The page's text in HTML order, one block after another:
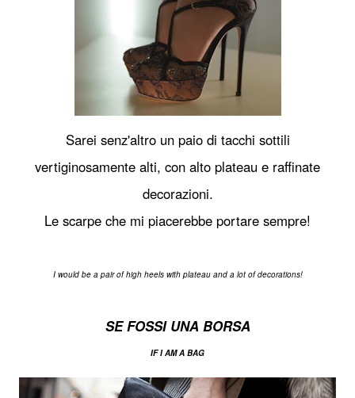
Sarei senz'altro un paio di tacchi sottili
vertiginosamente alti, con alto plateau e raffinate
decorazioni.
Le scarpe che mi piacerebbe portare sempre!
I would be a pair of high heels with plateau and a lot of decorations!
SE FOSSI UNA BORSA
IF I AM A BAG